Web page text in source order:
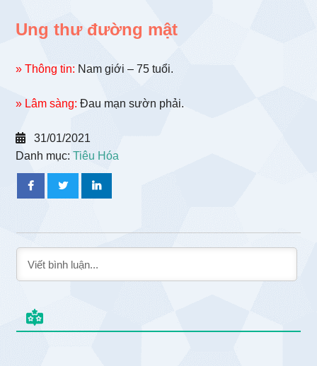
Ung thư đường mật
» Thông tin: Nam giới – 75 tuổi.
» Lâm sàng: Đau mạn sườn phải.
31/01/2021
Danh mục:Tiêu Hóa